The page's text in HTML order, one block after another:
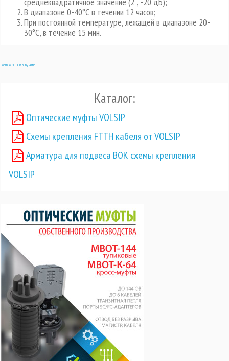
В диапазоне 0-40°С в течении 12 часов;
При постоянной температуре, лежащей в диапазоне 20-
30°С, в течение 15 мин.
Joomla SEF URLs by Artio
Каталог:
Оптические муфты VOLSIP
Схемы крепления FTTH кабеля от VOLSIP
Арматура для подвеса ВОК схемы крепления
VOLSIP